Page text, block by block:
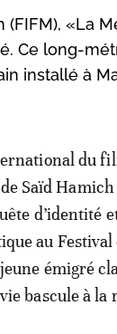
«La
Ce long-
installé à
du
Saïd
d’identité
au Festival
émigré
bascule à la